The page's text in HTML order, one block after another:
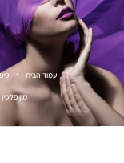
עמוד הבית
מון